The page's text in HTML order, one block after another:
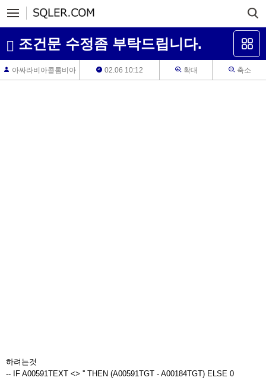
조건문 수정좀 부탁드립니다.
아싸라비아콜롬비아 02.06 10:12 확대 축소
하려는것
-- IF A00591TEXT <> '' THEN (A00591TGT - A00184TGT) ELSE 0